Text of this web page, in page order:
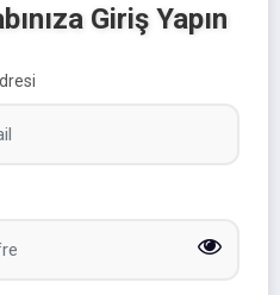
Giriş Yapın